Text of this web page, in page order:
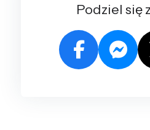
Podziel się